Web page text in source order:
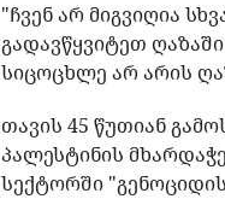
"ჩვენ არ მიგვიღია
გადავწყვიტეთ
სიცოცხლე არ არის
თავის 45 წუთიან
პალესტინის
სექტორში